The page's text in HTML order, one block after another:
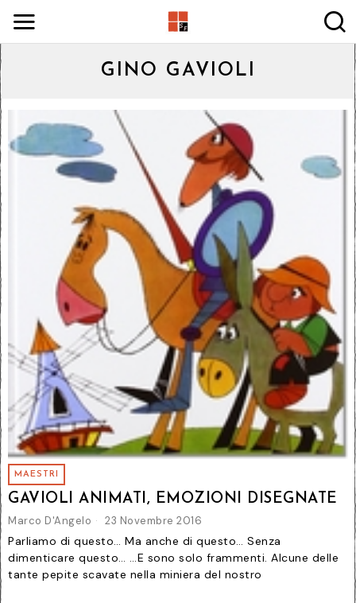
GINO GAVIOLI
MAESTRI
GAVIOLI ANIMATI, EMOZIONI DISEGNATE
Marco D'Angelo 23 Novembre 2016
Parliamo di questo… Ma anche di questo… Senza
dimenticare questo… …E sono solo frammenti. Alcune delle
tante pepite scavate nella miniera del nostro